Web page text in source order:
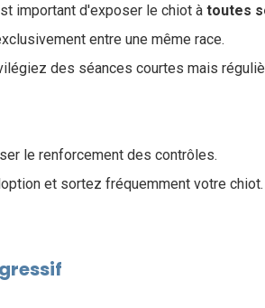
important d'exposer le chiot à toutes
entre une même race.
des séances courtes mais
le renforcement des contrôles.
et sortez fréquemment votre chiot.